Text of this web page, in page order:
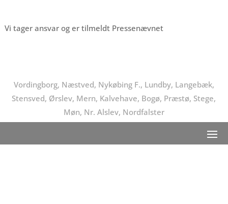
Vi tager ansvar og er tilmeldt Pressenævnet
Vordingborg, Næstved, Nykøbing F., Lundby, Langebæk,
Stensved, Ørslev, Mern, Kalvehave, Bogø, Præstø, Stege,
Møn, Nr. Alslev, Nordfalster